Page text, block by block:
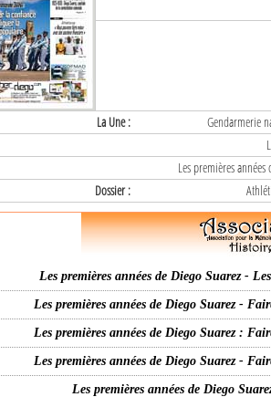
La Une :
Gendarmerie
Les premières
Dossier :
Les premières années de Diego Suarez -
Les premières années de Diego Suarez -
Les premières années de Diego Suarez :
Les premières années de Diego Suarez -
Les premières années de Diego